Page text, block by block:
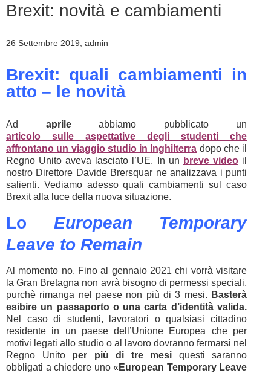
Brexit: novità e cambiamenti
26 Settembre 2019, admin
Brexit: quali cambiamenti in
atto – le novità
Ad aprileabbiamo pubblicato un
articolo sulle aspettative degli studenti che
affrontano un viaggio studio in Inghilterra dopo che il
Regno Unito aveva lasciato l’UE. In un breve videoil
nostro Direttore Davide Brersquar ne analizzava i punti
salienti. Vediamo adesso quali cambiamenti sul caso
Brexit alla luce della nuova situazione.
Lo European Temporary
Leave to Remain
Al momento no. Fino al gennaio 2021 chi vorrà visitare
la Gran Bretagna non avrà bisogno di permessi speciali,
purchè rimanga nel paese non più di 3 mesi. Basterà
esibire un passaporto o una carta d’identità valida.
Nel caso di studenti, lavoratori o qualsiasi cittadino
residente in un paese dell’Unione Europea che per
motivi legati allo studio o al lavoro dovranno fermarsi nel
Regno Unito per più di tre mesi questi saranno
obbligati a chiedere uno « European Temporary Leave